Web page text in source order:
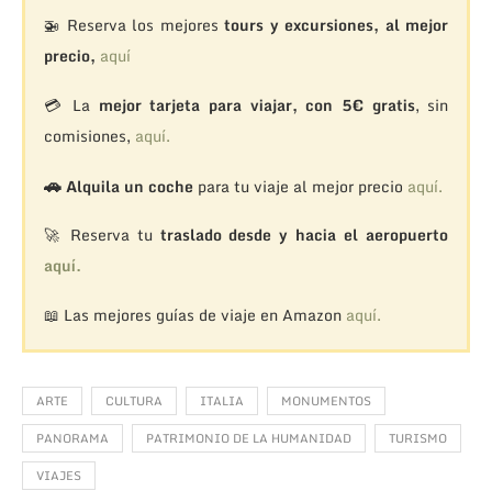
🚁 Reserva los mejorestours y excursiones, al mejor
precio, aquí
💳 La mejor tarjeta para viajar, con 5€ gratis, sin
comisiones, aquí.
🚗Alquila un coche para tu viaje al mejor precio aquí.
🚀 Reserva tu traslado desde y hacia el aeropuerto
aquí.
📖 Las mejores guías de viaje en Amazon aquí.
ARTE CULTURA ITALIA
MONUMENTOS
PANORAMA
PATRIMONIO DE LA HUMANIDAD
TURISMO
VIAJES